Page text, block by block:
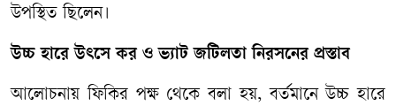
উপস্থিত ছিলেন।
উচ্চ হারে উৎসে কর ও ভ্যাট জটিলতা নিরসনের প্রস্তাব
আলোচনায় ফিকির পক্ষ থেকে বলা হয়,বর্তমানে উচ্চ হারে